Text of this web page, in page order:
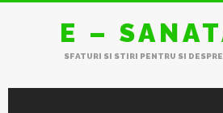
E –
SFATURI SI STIRI PENTRU SI